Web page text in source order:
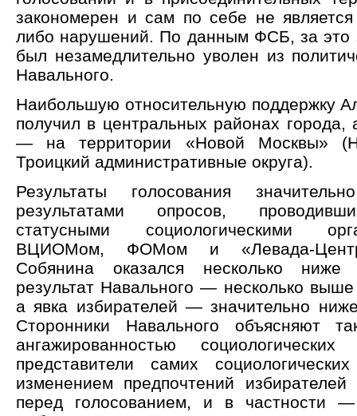
закономерен и сам по себе не является
либо нарушений. По данным ФСБ, за это
был незамедлительно уволен из
Навального.
Наибольшую относительную поддержку
получил в центральных районах
— на территории «Новой Москвы»
Троицкий административные округа).
Результаты голосования
результатами опросов,
статусными социологическими
ВЦИОМом, ФОМом и «Левада-
Собянина оказался несколько ниже
результат Навального — несколько выше
а явка избирателей — значительно
Сторонники Навального объясняют
ангажированностью
представители самих
изменением предпочтений
перед голосованием, и в частности